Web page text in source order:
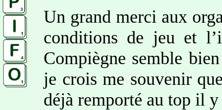
Un grand merci aux
conditions de jeu et
Compiègne semble
je crois me souvenir
déjà remporté au top il y